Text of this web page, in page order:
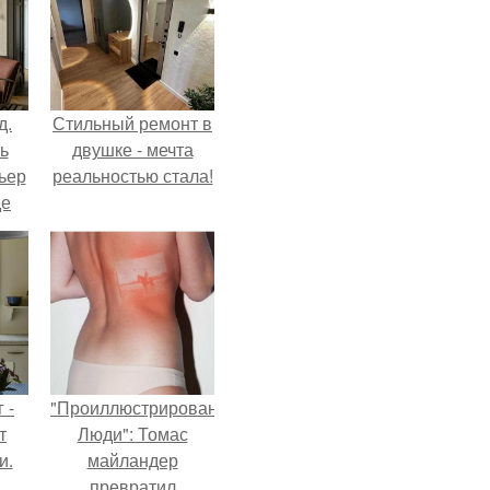
Стильный ремонт в
двушке - мечта
реальностью стала!
-
"Проиллюстрированные
Люди": Томас
майландер